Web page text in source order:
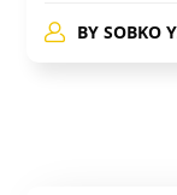
BY SOBKO